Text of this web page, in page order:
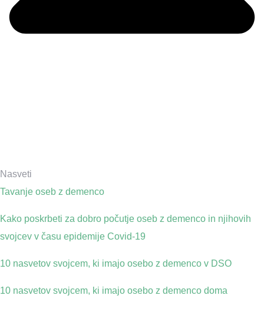
Nasveti
Tavanje oseb z demenco
Kako poskrbeti za dobro počutje oseb z demenco in njihovih
svojcev v času epidemije Covid-19
10 nasvetov svojcem, ki imajo osebo z demenco v DSO
10 nasvetov svojcem, ki imajo osebo z demenco doma